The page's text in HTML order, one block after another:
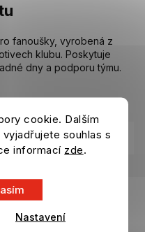
cookie. Dalším
souhlas s
informací zde.
Nastavení
fanoušky, vyrobená z
klubu. Poskytuje
dny a podporu týmu.
Lazio